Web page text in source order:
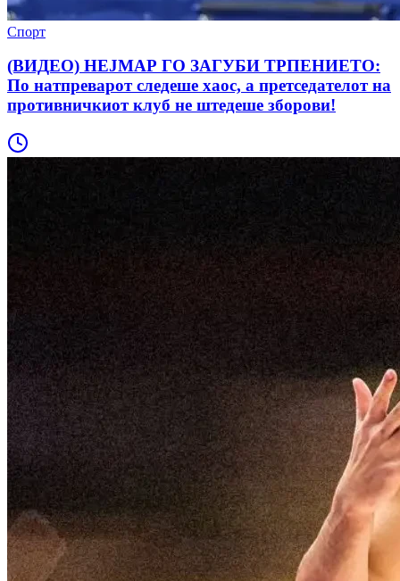
Спорт
(ВИДЕО) НЕЈМАР ГО ЗАГУБИ ТРПЕНИЕТО:
По натпреварот следеше хаос, а претседателот на
противничкиот клуб не штедеше зборови!